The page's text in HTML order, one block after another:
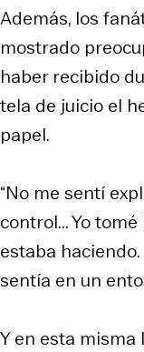
Además, los
mostrado
haber recibido
tela de juicio el
papel.
“No me sentí
control... Yo
estaba
sentía en un
Y en esta misma